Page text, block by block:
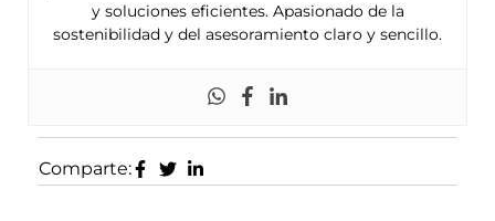
y soluciones eficientes. Apasionado de la
sostenibilidad y del asesoramiento claro y sencillo.
Comparte: